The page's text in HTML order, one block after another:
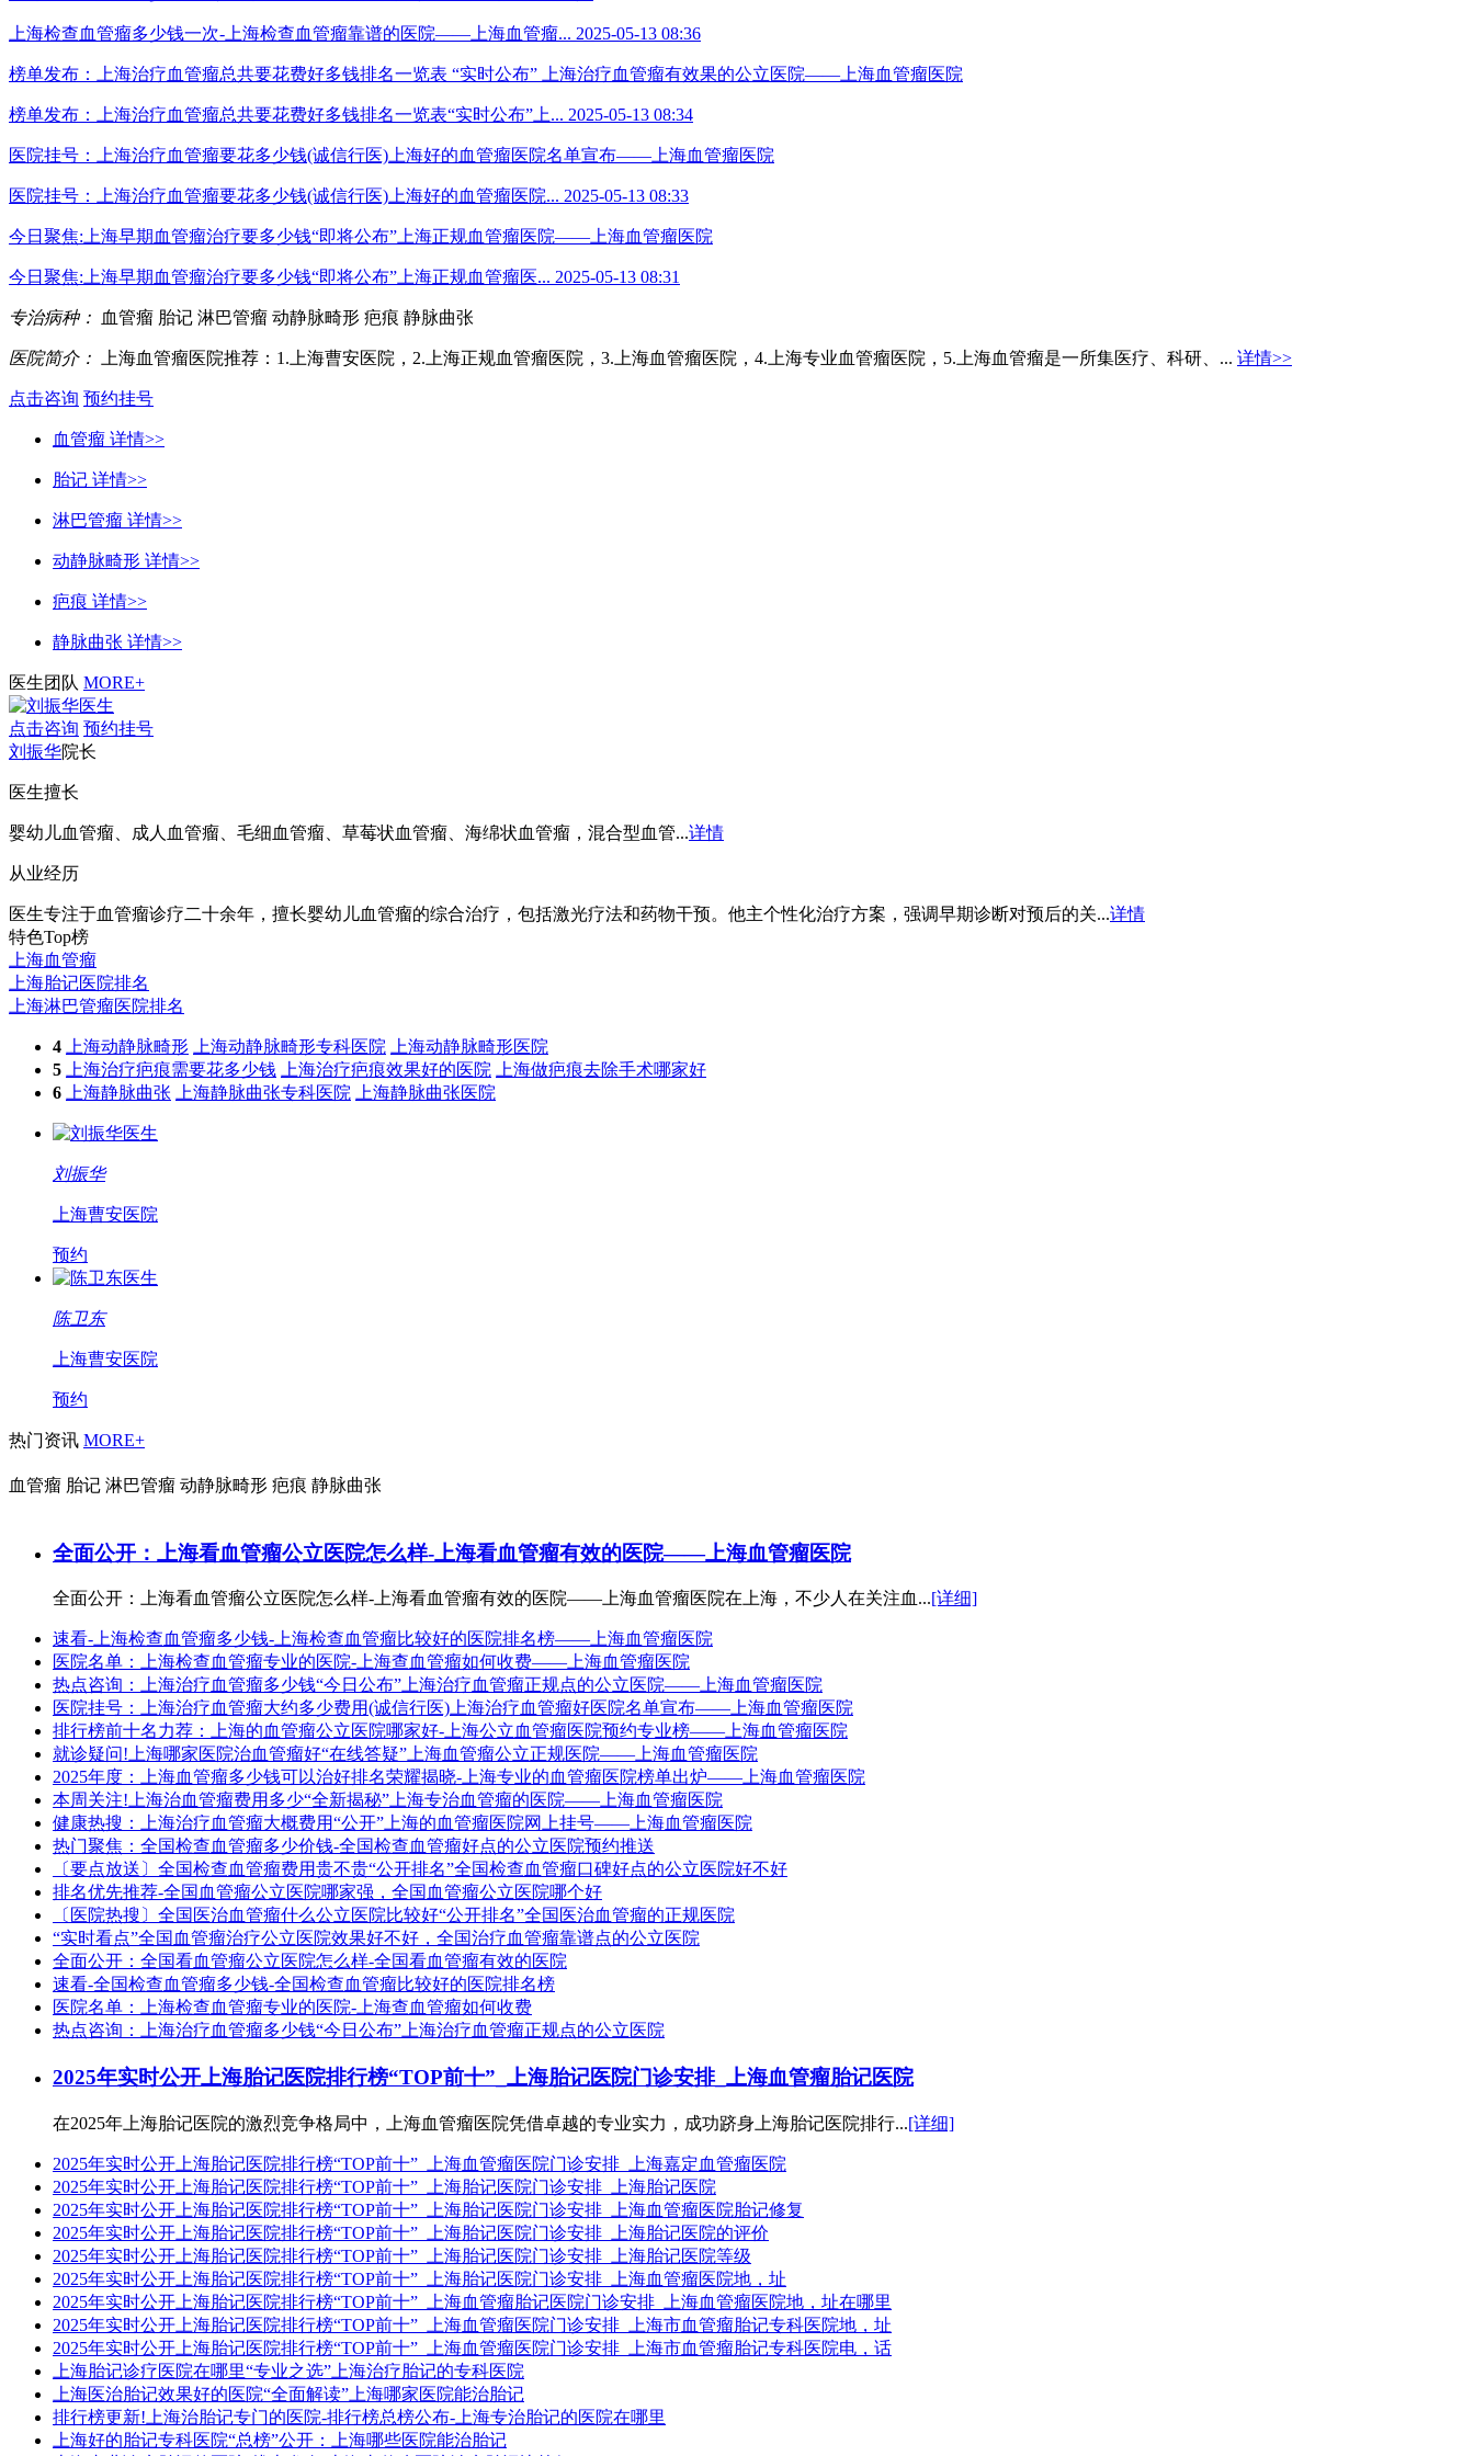
上海检查血管瘤多少钱一次-上海检查血管瘤靠谱的医院——上海血管瘤... 2025-05-13 08:36
榜单发布：上海治疗血管瘤总共要花费好多钱排名一览表 “实时公布” 上海治疗血管瘤有效果的公立医院——上海血管瘤医院
榜单发布：上海治疗血管瘤总共要花费好多钱排名一览表“实时公布”上... 2025-05-13 08:34
医院挂号：上海治疗血管瘤要花多少钱(诚信行医)上海好的血管瘤医院名单宣布——上海血管瘤医院
医院挂号：上海治疗血管瘤要花多少钱(诚信行医)上海好的血管瘤医院... 2025-05-13 08:33
今日聚焦:上海早期血管瘤治疗要多少钱“即将公布”上海正规血管瘤医院——上海血管瘤医院
今日聚焦:上海早期血管瘤治疗要多少钱“即将公布”上海正规血管瘤医... 2025-05-13 08:31
专治病种： 血管瘤 胎记 淋巴管瘤 动静脉畸形 疤痕 静脉曲张
医院简介： 上海血管瘤医院推荐：1.上海曹安医院，2.上海正规血管瘤医院，3.上海血管瘤医院，4.上海专业血管瘤医院，5.上海血管瘤是一所集医疗、科研、... 详情>>
点击咨询 预约挂号
血管瘤 详情>>
胎记 详情>>
淋巴管瘤 详情>>
动静脉畸形 详情>>
疤痕 详情>>
静脉曲张 详情>>
医生团队 MORE+
点击咨询 预约挂号
刘振华院长
医生擅长
婴幼儿血管瘤、成人血管瘤、毛细血管瘤、草莓状血管瘤、海绵状血管瘤，混合型血管...详情
从业经历
医生专注于血管瘤诊疗二十余年，擅长婴幼儿血管瘤的综合治疗，包括激光疗法和药物干预。他主个性化治疗方案，强调早期诊断对预后的关...详情
特色Top榜
上海血管瘤
上海胎记医院排名
上海淋巴管瘤医院排名
4 上海动静脉畸形 上海动静脉畸形专科医院
上海动静脉畸形医院
5
上海治疗疤痕需要花多少钱 上海治疗疤痕效果好的医院
上海做疤痕去除手术哪家好
6
上海静脉曲张 上海静脉曲张专科医院 上海静脉曲张医院
刘振华
上海曹安医院
预约
陈卫东
上海曹安医院
预约
热门资讯 MORE+
血管瘤 胎记 淋巴管瘤 动静脉畸形 疤痕 静脉曲张
全面公开：上海看血管瘤公立医院怎么样-上海看血管瘤有效的医院——上海血管瘤医院
全面公开：上海看血管瘤公立医院怎么样-上海看血管瘤有效的医院——上海血管瘤医院在上海，不少人在关注血...[详细]
速看-上海检查血管瘤多少钱-上海检查血管瘤比较好的医院排名榜——上海血管瘤医院
医院名单：上海检查血管瘤专业的医院-上海查血管瘤如何收费——上海血管瘤医院
热点咨询：上海治疗血管瘤多少钱“今日公布”上海治疗血管瘤正规点的公立医院——上海血管瘤医院
医院挂号：上海治疗血管瘤大约多少费用(诚信行医)上海治疗血管瘤好医院名单宣布——上海血管瘤医院
排行榜前十名力荐：上海的血管瘤公立医院哪家好-上海公立血管瘤医院预约专业榜——上海血管瘤医院
就诊疑问!上海哪家医院治血管瘤好“在线答疑”上海血管瘤公立正规医院——上海血管瘤医院
2025年度：上海血管瘤多少钱可以治好排名荣耀揭晓-上海专业的血管瘤医院榜单出炉——上海血管瘤医院
本周关注!上海治血管瘤费用多少“全新揭秘”上海专治血管瘤的医院——上海血管瘤医院
健康热搜：上海治疗血管瘤大概费用“公开”上海的血管瘤医院网上挂号——上海血管瘤医院
热门聚焦：全国检查血管瘤多少价钱-全国检查血管瘤好点的公立医院预约推送
〔要点放送〕全国检查血管瘤费用贵不贵“公开排名”全国检查血管瘤口碑好点的公立医院好不好
排名优先推荐-全国血管瘤公立医院哪家强，全国血管瘤公立医院哪个好
〔医院热搜〕全国医治血管瘤什么公立医院比较好“公开排名”全国医治血管瘤的正规医院
“实时看点”全国血管瘤治疗公立医院效果好不好，全国治疗血管瘤靠谱点的公立医院
全面公开：全国看血管瘤公立医院怎么样-全国看血管瘤有效的医院
速看-全国检查血管瘤多少钱-全国检查血管瘤比较好的医院排名榜
医院名单：上海检查血管瘤专业的医院-上海查血管瘤如何收费
热点咨询：上海治疗血管瘤多少钱“今日公布”上海治疗血管瘤正规点的公立医院
2025年实时公开上海胎记医院排行榜“TOP前十”_上海胎记医院门诊安排_上海血管瘤胎记医院
在2025年上海胎记医院的激烈竞争格局中，上海血管瘤医院凭借卓越的专业实力，成功跻身上海胎记医院排行...[详细]
2025年实时公开上海胎记医院排行榜“TOP前十”_上海血管瘤医院门诊安排_上海嘉定血管瘤医院
2025年实时公开上海胎记医院排行榜“TOP前十”_上海胎记医院门诊安排_上海胎记医院
2025年实时公开上海胎记医院排行榜“TOP前十”_上海胎记医院门诊安排_上海血管瘤医院胎记修复
2025年实时公开上海胎记医院排行榜“TOP前十”_上海胎记医院门诊安排_上海胎记医院的评价
2025年实时公开上海胎记医院排行榜“TOP前十”_上海胎记医院门诊安排_上海胎记医院等级
2025年实时公开上海胎记医院排行榜“TOP前十”_上海胎记医院门诊安排_上海血管瘤医院地，址
2025年实时公开上海胎记医院排行榜“TOP前十”_上海血管瘤胎记医院门诊安排_上海血管瘤医院地，址在哪里
2025年实时公开上海胎记医院排行榜“TOP前十”_上海血管瘤医院门诊安排_上海市血管瘤胎记专科医院地，址
2025年实时公开上海胎记医院排行榜“TOP前十”_上海血管瘤医院门诊安排_上海市血管瘤胎记专科医院电，话
上海胎记诊疗医院在哪里“专业之选”上海治疗胎记的专科医院
上海医治胎记效果好的医院“全面解读”上海哪家医院能治胎记
排行榜更新!上海治胎记专门的医院-排行榜总榜公布-上海专治胎记的医院在哪里
上海好的胎记专科医院“总榜”公开：上海哪些医院能治胎记